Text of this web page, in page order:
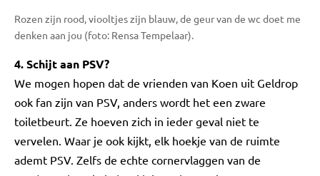
Rozen zijn rood, viooltjes zijn blauw, de geur van de wc doet me
denken aan jou (foto: Rensa Tempelaar).
4. Schijt aan PSV?
We mogen hopen dat de vrienden van Koen uit Geldrop
ook fan zijn van PSV, anders wordt het een zware
toiletbeurt. Ze hoeven zich in ieder geval niet te
vervelen. Waar je ook kijkt, elk hoekje van de ruimte
ademt PSV. Zelfs de echte cornervlaggen van de